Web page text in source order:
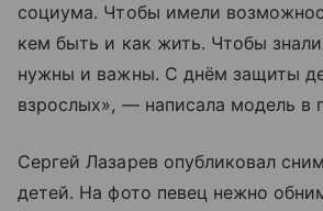
социума. Чтобы имели
кем быть и как жить. Чтобы
нужны и важны. С днём защиты
взрослых», — написала модель в
Сергей Лазарев опубликовал
детей. На фото певец нежно